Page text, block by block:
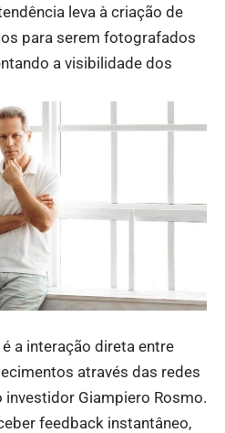
leva à criação de
para serem fotografados
a visibilidade dos
a interação direta entre
através das redes
Giampiero Rosmo.
feedback instantâneo,